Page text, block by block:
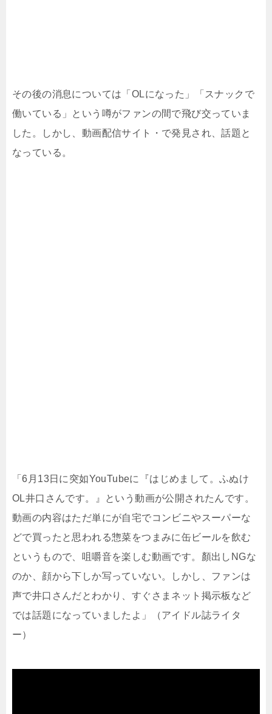
その後の消息については「OLになった」「スナックで
働いている」という噂がファンの間で飛び交っていま
した。
しかし、動画配信サイト・で発見され、話題と
なっている。
「6月13日に突如YouTubeに『はじめまして。ふぬけ
OL井口さんです。』という動画が公開されたんです。
動画の内容はただ単にが自宅でコンビニやスーパーな
どで買ったと思われる惣菜をつまみに缶ビールを飲む
というもので、咀嚼音を楽しむ動画です。顏出しNGな
のか、顔から下しか写っていない。しかし、ファンは
声で井口さんだとわかり、すぐさまネット掲示板など
では話題になっていましたよ」（アイドル誌ライタ
ー）